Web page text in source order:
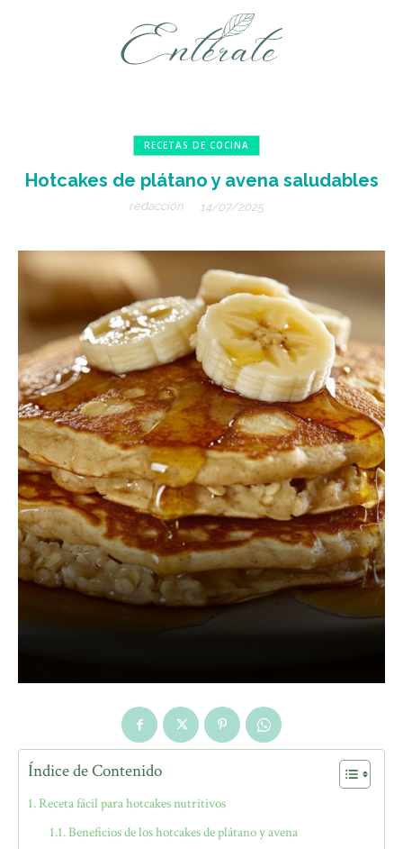
RECETAS DE COCINA
Hotcakes de plátano y avena saludables
redacción 14/07/2025
Índice de Contenido
Receta fácil para hotcakes nutritivos
Beneficios de los hotcakes de plátano y avena